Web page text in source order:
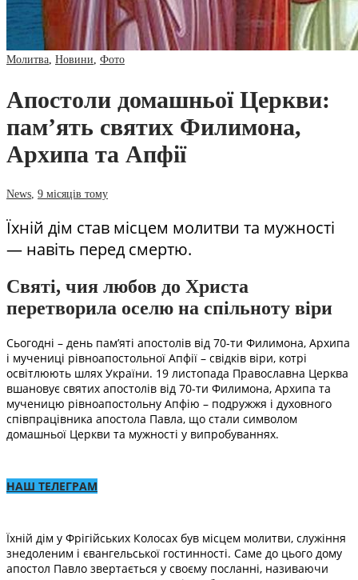
Молитва Новини Фото
Апостоли домашньої Церкви:
пам’ять святих Филимона,
Архипа та Апфії
News 9 місяців тому
Їхній дім став місцем молитви та мужності
— навіть перед смертю.
Святі, чия любов до Христа
перетворила оселю на спільноту віри
Сьогодні – день пам’яті апостолів від 70-ти Филимона, Архипа
і мучениці рівноапостольної Апфії – свідків віри, котрі
освітлюють шлях України. 19 листопада Православна Церква
вшановує святих апостолів від 70-ти Филимона, Архипа та
мученицю рівноапостольну Апфію – подружжя і духовного
співпрацівника апостола Павла, що стали символом
домашньої Церкви та мужності у випробуваннях.
НАШ ТЕЛЕГРАМ
Їхній дім у Фрігійських Колосах був місцем молитви, служіння
знедоленим і євангельської гостинності. Саме до цього дому
апостол Павло звертається у своєму посланні, називаючи